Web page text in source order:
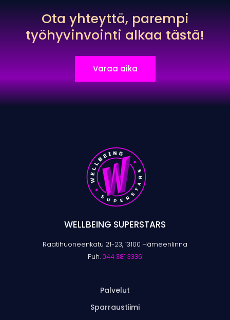
Ota yhteyttä, parempi
työhyvinvointi alkaa tästä!
Varaa aika
WELLBEING SUPERSTARS
Raatihuoneenkatu 21-23, 13100 Hämeenlinna
Puh. 044 381 3336
Palvelut
Sparraustiimi